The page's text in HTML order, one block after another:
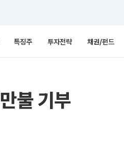
특징주 투자전략 채권/펀드
불 기부